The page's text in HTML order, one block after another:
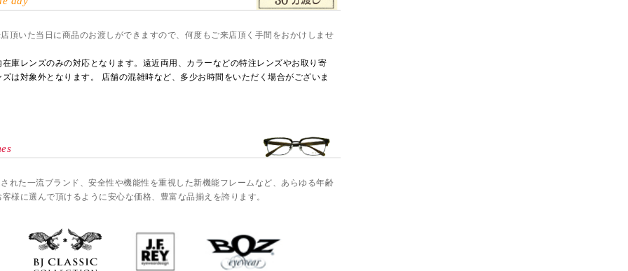
頂いた当日に商品のお渡しができますので、何度もご来店頂く手間をおかけしませ
在庫レンズのみの対応となります。遠近両用、カラーなどの特注レンズやお取り寄
ズは対象外となります。 店舗の混雑時など、多少お時間をいただく場合がございま
れた一流ブランド、安全性や機能性を重視した新機能フレームなど、あらゆる年齢
客様に選んで頂けるように安心な価格、豊富な品揃えを誇ります。